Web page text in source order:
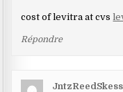
cost of levitra at cvs
Répondre
JntzReedSkess